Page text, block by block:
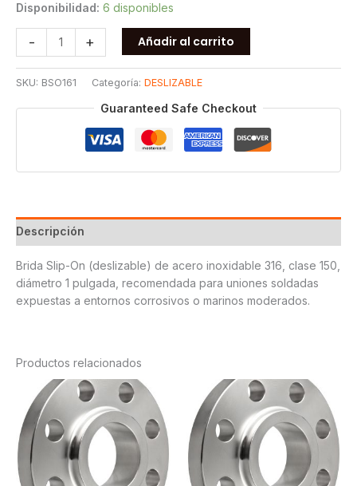
Disponibilidad: 6 disponibles
-
S.O.
150
T316
1
+ Añadir al carrito
SKU: BSO161 Categoría: DESLIZABLE
Guaranteed Safe Checkout
Descripción
Brida Slip-On (deslizable) de acero inoxidable 316, clase 150,
diámetro 1 pulgada, recomendada para uniones soldadas
expuestas a entornos corrosivos o marinos moderados.
Productos relacionados